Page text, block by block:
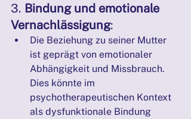
3. Bindung und emotionale
Vernachlässigung:
Die Beziehung zu seiner Mutter
ist geprägt von emotionaler
Abhängigkeit und Missbrauch.
Dies könnte im
psychotherapeutischen Kontext
als dysfunktionale Bindung